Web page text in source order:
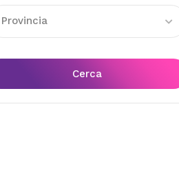
Provincia
Cerca